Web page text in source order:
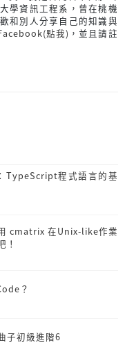
學資訊工程系，曾在桃機
和別人分享自己的知識與
點我) ，並且請註
程式語言的基
cmatrix 在Unix-like作業
！
？
子初級進階6